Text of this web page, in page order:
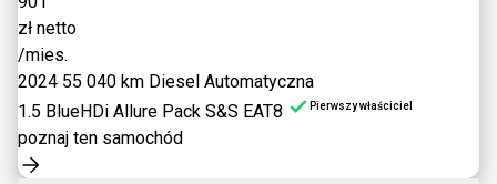
zł netto
/mies.
2024 55 040 km Diesel Automatyczna
1.5 BlueHDi Allure Pack S&S EAT8
Pierwszy właściciel
poznaj ten samochód